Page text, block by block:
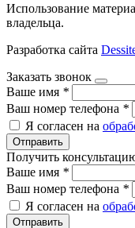
Использование
владельца.
Разработка сайта
Заказать звонок
Ваше имя *
Ваш номер телефона *
Я согласен на
Отправить
Получить
Ваше имя *
Ваш номер телефона *
Я согласен на
Отправить